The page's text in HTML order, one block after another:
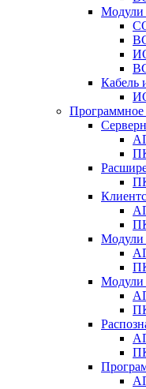
Модули
Кабель
Программное
Модули
Модули